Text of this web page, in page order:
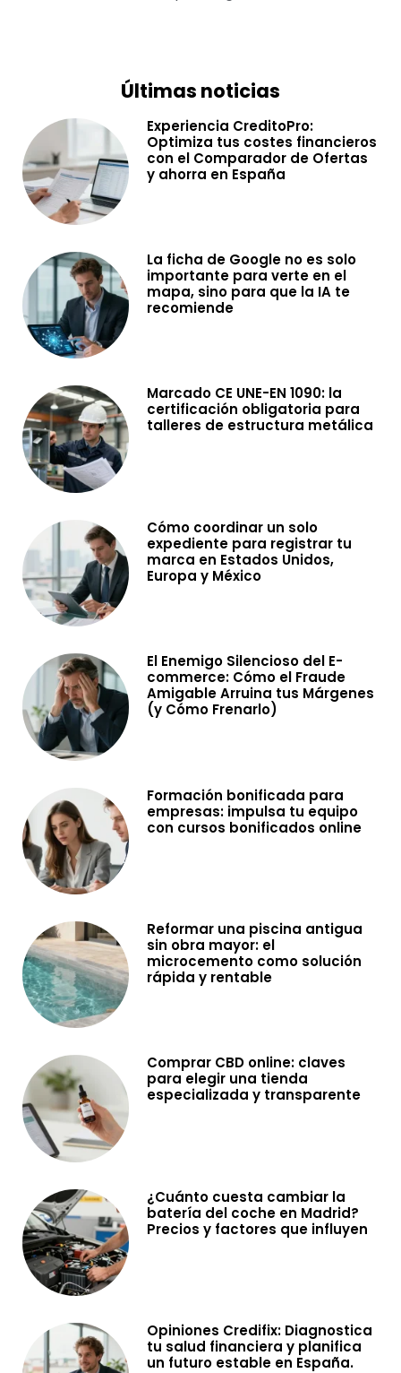
Últimas noticias
Experiencia CreditoPro:
Optimiza tus costes financieros
con el Comparador de Ofertas
y ahorra en España
La ficha de Google no es solo
importante para verte en el
mapa, sino para que la IA te
recomiende
Marcado CE UNE-EN 1090: la
certificación obligatoria para
talleres de estructura metálica
Cómo coordinar un solo
expediente para registrar tu
marca en Estados Unidos,
Europa y México
El Enemigo Silencioso del E-
commerce: Cómo el Fraude
Amigable Arruina tus Márgenes
(y Cómo Frenarlo)
Formación bonificada para
empresas: impulsa tu equipo
con cursos bonificados online
Reformar una piscina antigua
sin obra mayor: el
microcemento como solución
rápida y rentable
Comprar CBD online: claves
para elegir una tienda
especializada y transparente
¿Cuánto cuesta cambiar la
batería del coche en Madrid?
Precios y factores que influyen
Opiniones Credifix: Diagnostica
tu salud financiera y planifica
un futuro estable en España.